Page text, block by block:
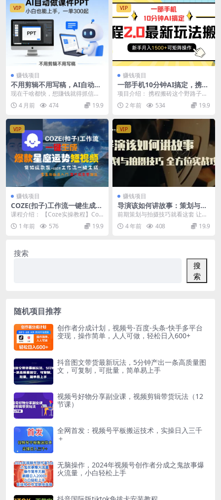
VIP
赚钱项目
不用剪辑不用写稿，AI自动做
课件PPT，一单300起，小白
现在干啥都快，想賺钱就得抓信息
差！ 会点AI视频、AI做PPT，就能
挖到别人不知...
4 月前 474 19.9
VIP
赚钱项目
一部手机10分钟AI搞定，携程
2.0最新玩法搬砖，新手月入1
项目介绍： 携程搬砖这个野路子玩
法，我去年在八月份的时候分享过
一篇用小红书搬运的...
2 年前 534 19.9
VIP
赚钱项目
COZE(扣子)工作流一键生成爆
款星座运势短视频，保姆级教
程，零基础快速入门
课程介绍： 【Coze实操教程】Coz
e工作流一键生成“爆款星座运势“短
视频!工...
1 年前 576 19.9
VIP
赚钱项目
导演该如何讲故事：策划与拍
摄技巧 全方位实战攻略（8节
课 原价799）
前期策划与拍摄技巧就看这套 让你
的画面充满故事感 撩动人心。 课件
【第1节】如...
4 年前 408 19.9
搜索
搜
索
随机项目推荐
创作者分成计划，视频号-百度-头条-快手多平台
变现，操作简单，人人可做，轻松日入600+
抖音图文带货最新玩法，5分钟产出一条高质量图
文，可复制，可批量，简单易上手
视频号好物分享副业课，视频剪辑带货玩法（12
节课）
全网首发：视频号平板搬运技术，实操日入三千
＋
无脑操作，2024年视频号创作者分成之鬼故事爆
火流量，小白轻松上手